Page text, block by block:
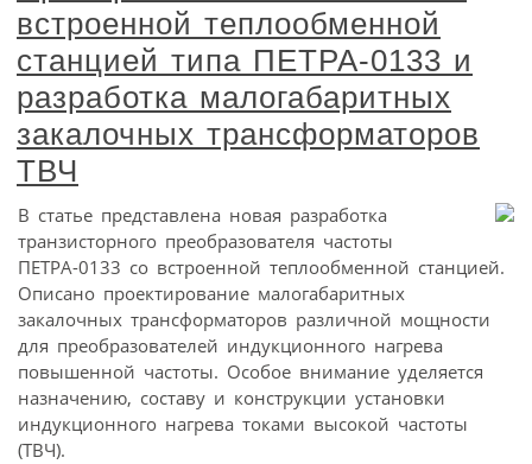
встроенной теплообменной
станцией типа ПЕТРА-0133 и
разработка малогабаритных
закалочных трансформаторов
ТВЧ
В статье представлена новая разработка
транзисторного преобразователя частоты
ПЕТРА-0133 со встроенной теплообменной станцией.
Описано проектирование малогабаритных
закалочных трансформаторов различной мощности
для преобразователей индукционного нагрева
повышенной частоты. Особое внимание уделяется
назначению, составу и конструкции установки
индукционного нагрева токами высокой частоты
(ТВЧ).